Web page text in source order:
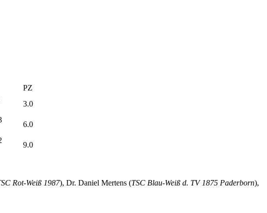
PZ
3.0
6.0
9.0
Rot-Weiß 1987), Dr. Daniel Mertens (TSC Blau-Weiß d. TV 1875 Paderborn),